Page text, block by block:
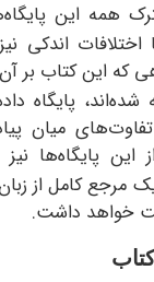
پایگاه‌های
اندکی نیز در
کتاب بر آن تکیه
پایگاه داده
میان
نیز توضیح
کامل از زبانSQL
داشت.